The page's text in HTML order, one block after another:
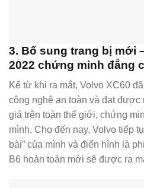
3. Bổ sung trang bị mới
2022 chứng minh đẳng
Kể từ khi ra mắt, Volvo XC60
công nghệ an toàn và đạt
giá trên toàn thế giới, chứng
mình. Cho đến nay, Volvo tiếp
bài” của mình và điển hình là
B6 hoàn toàn mới sẽ được ra